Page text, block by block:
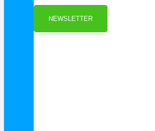
Als Danke schön für Ihre Anmeldung
NEWSLETTER